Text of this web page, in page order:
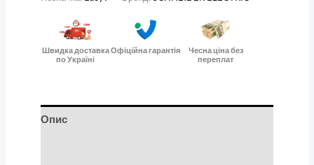
Швидка доставка
по Україні
Офіційна гарантія
Чесна ціна без
переплат
Опис